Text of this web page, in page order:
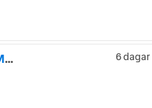
Volkswagen Caddy Maxi Life 2.0 TDI 4Motion 7-sits 150hk DVÄRMARE/Navi
6 dagar